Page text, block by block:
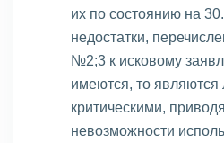
их по состоянию на
недостатки,
№2;3 к исковому
имеются, то являются
критическими,
невозможности